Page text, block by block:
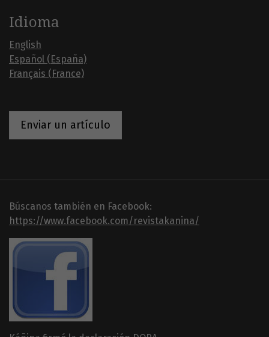
Idioma
English
Español (España)
Français (France)
Enviar un artículo
Búscanos también en Facebook:
https://www.facebook.com/revistakanina/